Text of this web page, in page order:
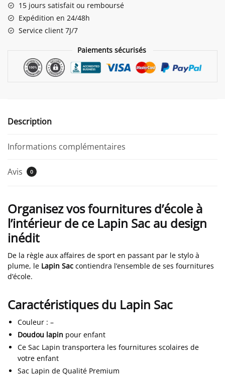
15 jours satisfait ou remboursé
Expédition en 24/48h
Service client 7J/7
Paiements sécurisés
Description
Informations complémentaires
Avis 0
Organisez vos fournitures d’école à
l’intérieur de ce Lapin Sac au design
inédit
De la règle aux affaires de sport en passant par le stylo à
plume, le Lapin Sac contiendra l’ensemble de ses fournitures
d’école.
Caractéristiques du Lapin Sac
Couleur : –
Doudou lapin pour enfant
Ce Sac Lapin transportera les fournitures scolaires de
votre enfant
Sac Lapin de Qualité Premium